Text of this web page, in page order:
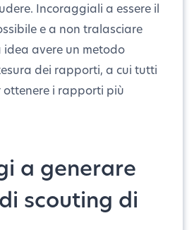
Incoraggiali a essere il
e a non tralasciare
idea avere un metodo
dei rapporti, a cui tutti
i rapporti più
a generare
scouting di